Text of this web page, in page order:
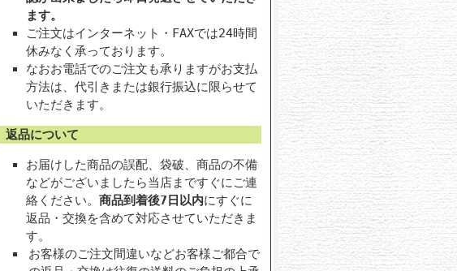
ます。
ご注文はインターネット・FAXでは24時間
休みなく承っております。
なおお電話でのご注文も承りますがお支払
方法は、代引きまたは銀行振込に限らせて
いただきます。
返品について
お届けした商品の誤配、袋破、商品の不備
などがございましたら当店まですぐにご連
絡ください。 商品到着後7日以内にすぐに
返品・交換を含めて対応させていただきま
す。
お客様のご注文間違いなどお客様ご都合で